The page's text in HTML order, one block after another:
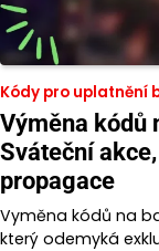
Kódy pro uplatnění
Výměna kódů
Sváteční
propagace
Vyměna kódů na
který odemyká